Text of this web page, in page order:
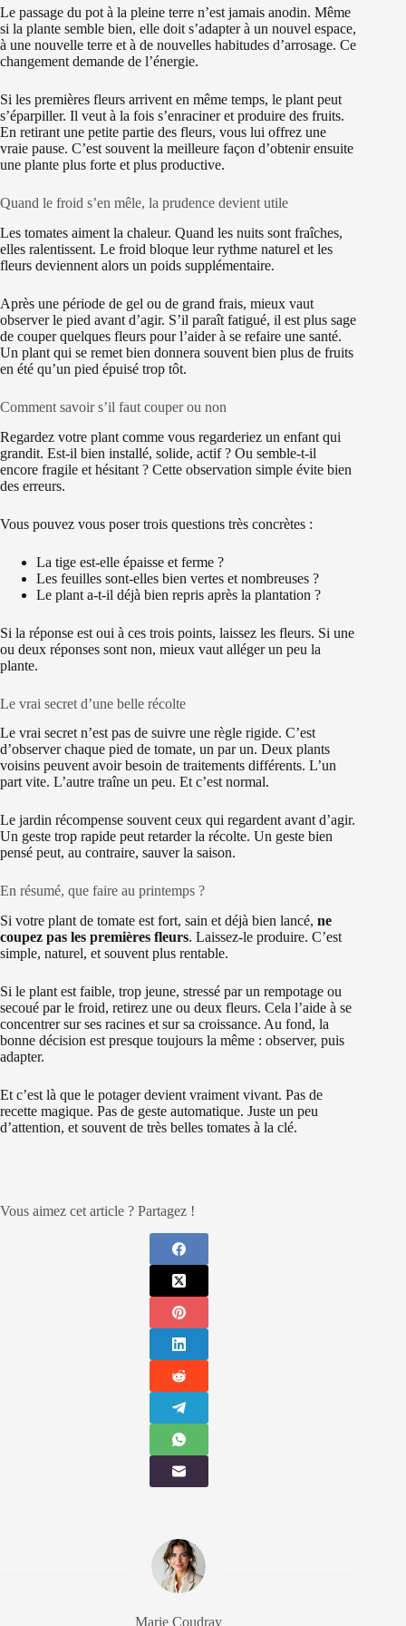
Le passage du pot à la pleine terre n’est jamais anodin. Même
si la plante semble bien, elle doit s’adapter à un nouvel espace,
à une nouvelle terre et à de nouvelles habitudes d’arrosage. Ce
changement demande de l’énergie.
Si les premières fleurs arrivent en même temps, le plant peut
s’éparpiller. Il veut à la fois s’enraciner et produire des fruits.
En retirant une petite partie des fleurs, vous lui offrez une
vraie pause. C’est souvent la meilleure façon d’obtenir ensuite
une plante plus forte et plus productive.
Quand le froid s’en mêle, la prudence devient utile
Les tomates aiment la chaleur. Quand les nuits sont fraîches,
elles ralentissent. Le froid bloque leur rythme naturel et les
fleurs deviennent alors un poids supplémentaire.
Après une période de gel ou de grand frais, mieux vaut
observer le pied avant d’agir. S’il paraît fatigué, il est plus sage
de couper quelques fleurs pour l’aider à se refaire une santé.
Un plant qui se remet bien donnera souvent bien plus de fruits
en été qu’un pied épuisé trop tôt.
Comment savoir s’il faut couper ou non
Regardez votre plant comme vous regarderiez un enfant qui
grandit. Est-il bien installé, solide, actif ? Ou semble-t-il
encore fragile et hésitant ? Cette observation simple évite bien
des erreurs.
Vous pouvez vous poser trois questions très concrètes :
La tige est-elle épaisse et ferme ?
Les feuilles sont-elles bien vertes et nombreuses ?
Le plant a-t-il déjà bien repris après la plantation ?
Si la réponse est oui à ces trois points, laissez les fleurs. Si une
ou deux réponses sont non, mieux vaut alléger un peu la
plante.
Le vrai secret d’une belle récolte
Le vrai secret n’est pas de suivre une règle rigide. C’est
d’observer chaque pied de tomate, un par un. Deux plants
voisins peuvent avoir besoin de traitements différents. L’un
part vite. L’autre traîne un peu. Et c’est normal.
Le jardin récompense souvent ceux qui regardent avant d’agir.
Un geste trop rapide peut retarder la récolte. Un geste bien
pensé peut, au contraire, sauver la saison.
En résumé, que faire au printemps ?
Si votre plant de tomate est fort, sain et déjà bien lancé, ne
coupez pas les premières fleurs. Laissez-le produire. C’est
simple, naturel, et souvent plus rentable.
Si le plant est faible, trop jeune, stressé par un rempotage ou
secoué par le froid, retirez une ou deux fleurs. Cela l’aide à se
concentrer sur ses racines et sur sa croissance. Au fond, la
bonne décision est presque toujours la même : observer, puis
adapter.
Et c’est là que le potager devient vraiment vivant. Pas de
recette magique. Pas de geste automatique. Juste un peu
d’attention, et souvent de très belles tomates à la clé.
Vous aimez cet article ? Partagez !
Marie Coudray